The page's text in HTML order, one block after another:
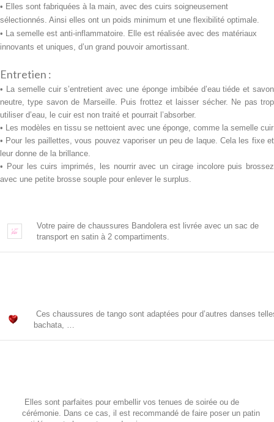
• Elles sont fabriquées à la main, avec des cuirs soigneusement
sélectionnés. Ainsi elles ont un poids minimum et une flexibilité optimale.
• La semelle est anti-inflammatoire. Elle est réalisée avec des matériaux
innovants et uniques, d’un grand pouvoir amortissant.
Entretien :
• La semelle cuir s’entretient avec une éponge imbibée d’eau tiéde et savon
neutre, type savon de Marseille. Puis frottez et laisser sécher. Ne pas trop
utiliser d’eau, le cuir est non traité et pourrait l’absorber.
• Les modèles en tissu se nettoient avec une éponge, comme la semelle cuir
• Pour les paillettes, vous pouvez vaporiser un peu de laque. Cela les fixe et
leur donne de la brillance.
• Pour les cuirs imprimés, les nourrir avec un cirage incolore puis brossez
avec une petite brosse souple pour enlever le surplus.
Votre paire de chaussures Bandolera est livrée avec un sac de
transport en satin à 2 compartiments.
Ces chaussures de tango sont adaptées pour d’autres danses
bachata, …
Elles sont parfaites pour embellir vos tenues de soirée ou de
cérémonie. Dans ce cas, il est recommandé de faire poser un patin